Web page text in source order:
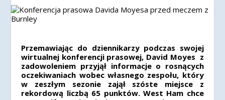
Przemawiając do dziennikarzy podczas swojej
wirtualnej konferencji prasowej, David Moyes z
zadowoleniem przyjął informacje o rosnących
oczekiwaniach wobec własnego zespołu, który
w zeszłym sezonie zajął szóste miejsce z
rekordową liczbą 65 punktów. West Ham chce